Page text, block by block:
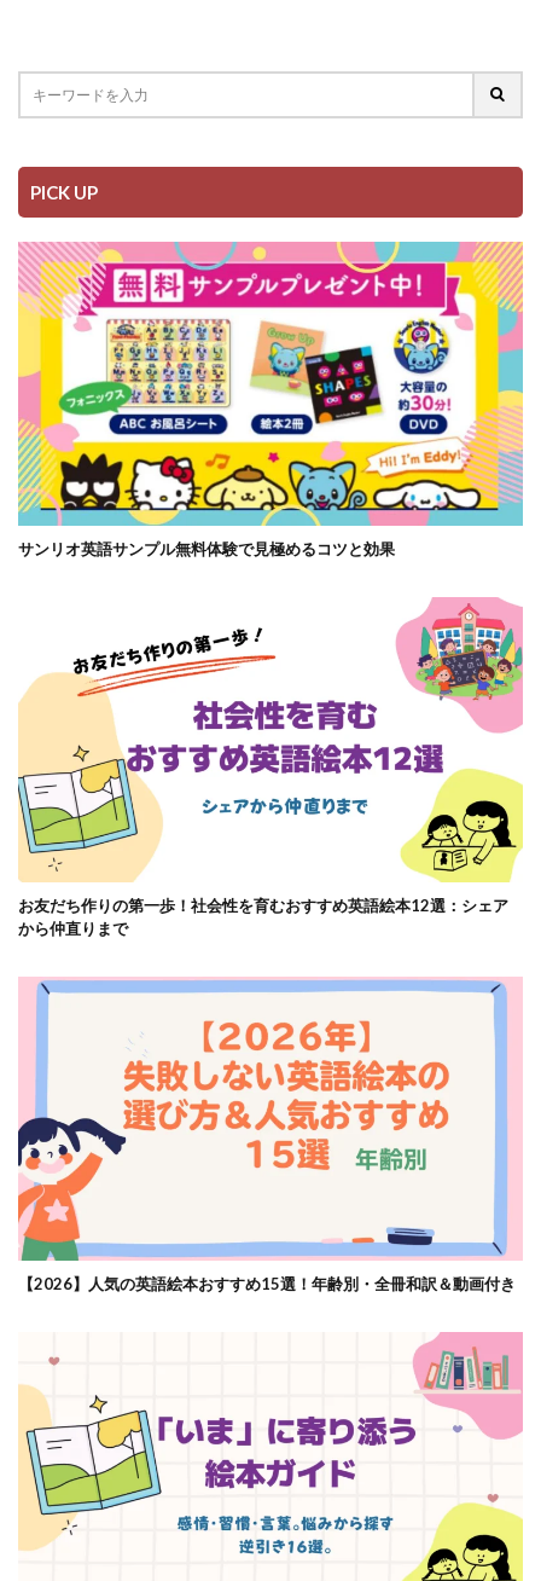
PICK UP
サンリオ英語サンプル無料体験で見極めるコツと効果
お友だち作りの第一歩！社会性を育むおすすめ英語絵本12選：シェア
から仲直りまで
【2026】人気の英語絵本おすすめ15選！年齢別・全冊和訳＆動画付き